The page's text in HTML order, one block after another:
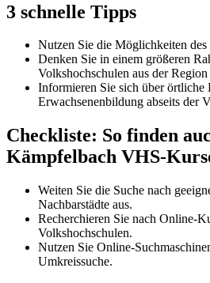
3 schnelle Tipps
Nutzen Sie die Möglichkeiten
Denken Sie in einem größeren
Volkshochschulen aus der
Informieren Sie sich über örtliche
Erwachsenenbildung abseits der
Checkliste: So finden
Kämpfelbach VHS-
Weiten Sie die Suche nach
Nachbarstädte aus.
Recherchieren Sie nach Online-
Volkshochschulen.
Nutzen Sie Online-
Umkreissuche.